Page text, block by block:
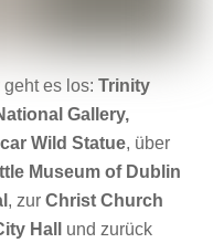
geht es los:Trinity
Gallery,
Wild Statue, über
Museum of Dublin
, zurChrist Church
Hall und zurück